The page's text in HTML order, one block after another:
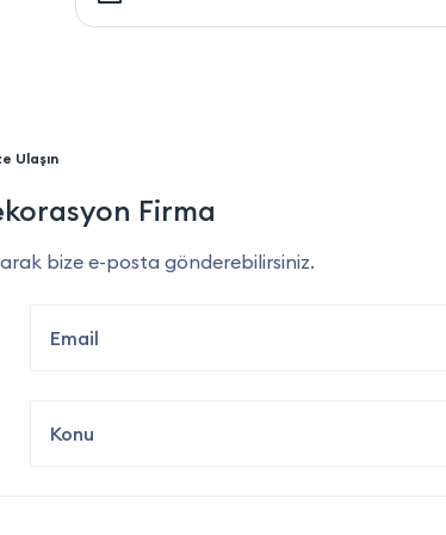
Ulaşın
Firma
bize e-posta gönderebilirsiniz.